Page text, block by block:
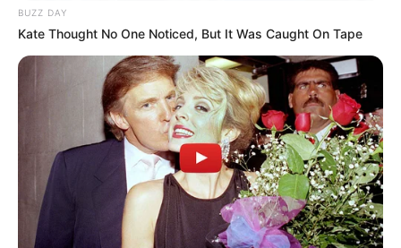
BUZZ DAY
Kate Thought No One Noticed, But It Was Caught On Tape